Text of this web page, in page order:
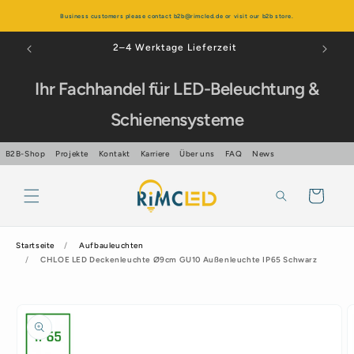
Business customers please contact b2b@rimcled.de or visit our b2b store.
Inhalt
Über 99% positive Bewertungen
Ihr Fachhandel für LED-Beleuchtung &
Schienensysteme
B2B-Shop Projekte Kontakt Karriere Über uns FAQ News
Warenkorb
Startseite
Aufbauleuchten
CHLOE LED Deckenleuchte Ø9cm GU10 Außenleuchte IP65 Schwarz